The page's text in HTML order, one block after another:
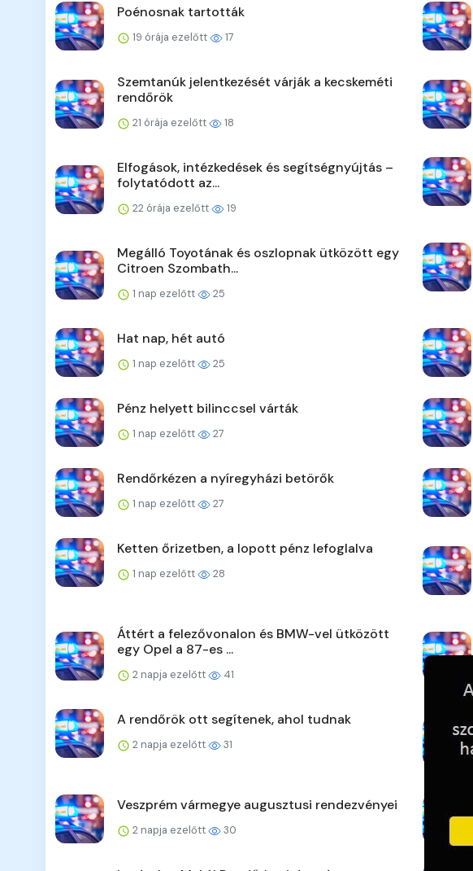
Poénosnak tartották
19 órája ezelőtt 17
Szemtanúk jelentkezését várják a kecskeméti
rendőrök
21 órája ezelőtt 18
Elfogások, intézkedések és segítségnyújtás –
folytatódott az...
22 órája ezelőtt 19
Megálló Toyotának és oszlopnak ütközött egy
Citroen Szombath...
1 nap ezelőtt 25
Hat nap, hét autó
1 nap ezelőtt 25
Pénz helyett bilinccsel várták
1 nap ezelőtt 27
Rendőrkézen a nyíregyházi betörők
1 nap ezelőtt 27
Ketten őrizetben, a lopott pénz lefoglalva
1 nap ezelőtt 28
Áttért a felezővonalon és BMW-vel ütközött
egy Opel a 87-es ...
2 napja ezelőtt 41
A rendőrök ott segítenek, ahol tudnak
2 napja ezelőtt 31
Veszprém vármegye augusztusi rendezvényei
2 napja ezelőtt 30